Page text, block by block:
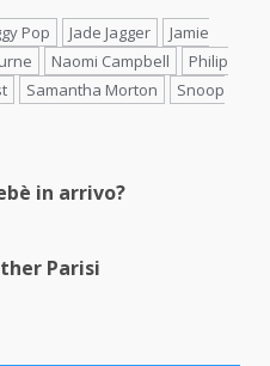
Pop Jade Jagger
Jamie
Naomi Campbell
Philip
Samantha Morton
Snoop
in arrivo?
Parisi